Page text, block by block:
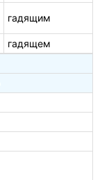
гадящим
гадящем